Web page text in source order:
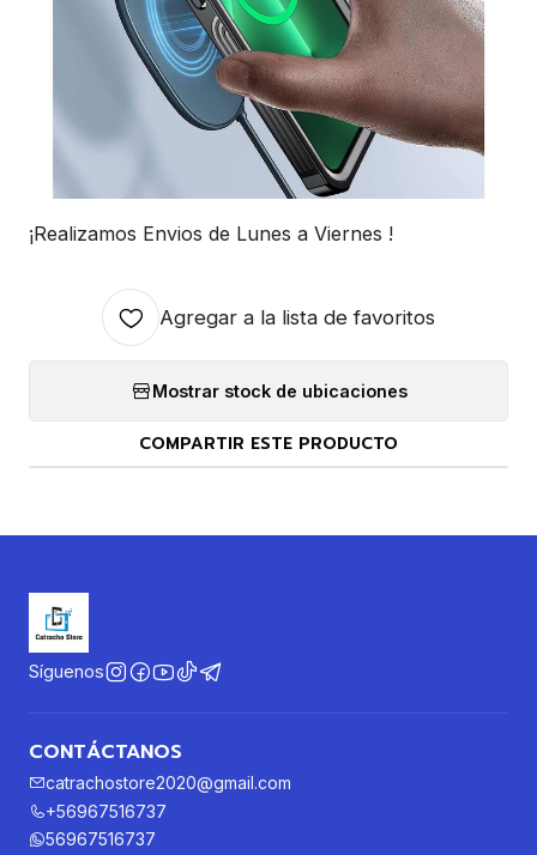
¡Realizamos Envios de Lunes a Viernes !
Agregar a la lista de favoritos
Mostrar stock de ubicaciones
COMPARTIR ESTE PRODUCTO
Síguenos
CONTÁCTANOS
catrachostore2020@gmail.com
+56967516737
56967516737